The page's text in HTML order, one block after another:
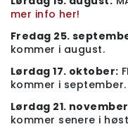
mer info her!
Fredag 25.
kommer i august.
Lørdag 17. oktober:
kommer i september.
Lørdag 21.
kommer senere i